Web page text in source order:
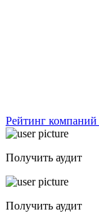
Рейтинг компаний
Получить аудит
Получить аудит